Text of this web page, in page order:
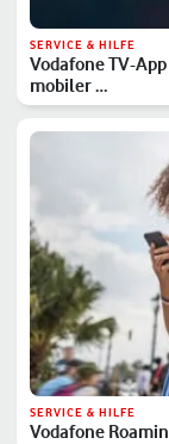
SERVICE & HILFE
Vodafone TV-
mobiler …
SERVICE & HILFE
Vodafone